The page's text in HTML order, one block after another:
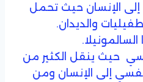
إلى الإنسان حيث تحمل
والديدان.
السالمونيلا.
حيث ينقل الكثير من
إلى الإنسان ومن